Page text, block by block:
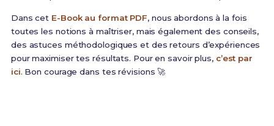
Dans cet E-Book au format PDF, nous abordons à la fois
toutes les notions à maîtriser, mais également des conseils,
des astuces méthodologiques et des retours d’expériences
pour maximiser tes résultats. Pour en savoir plus, c’est par
ici. Bon courage dans tes révisions 🚀